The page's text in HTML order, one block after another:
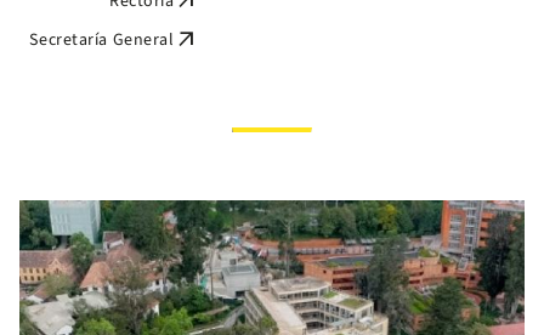
Secretaría General arrow_outward